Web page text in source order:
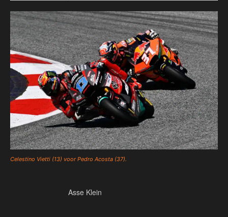
Celestino Vietti (13) voor Pedro Acosta (37).
Asse Klein